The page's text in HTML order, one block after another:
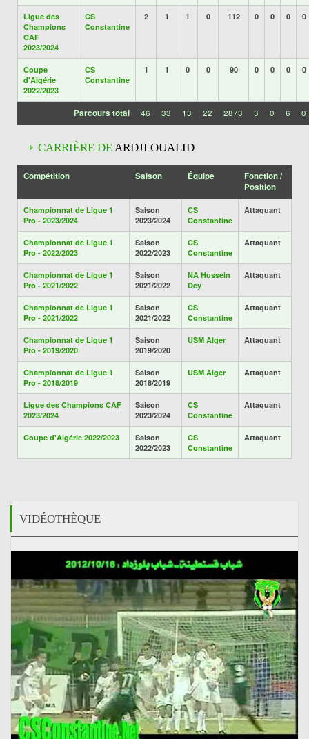
Ligue des
Champions
CAF
2023/2024
CS
Constantine
2 1 1 0 112 0 0 0 0
Coupe
d'Algérie
2022/2023
CS
Constantine
1 1 0 0 90 0 0 0 0
Parcours total 46 33 13 22 2873 3 0 6 0
CARRIÈRE DEARDJI OUALID
Compétition Saison Équipe
Fonction /
Position
Championnat de Ligue 1
Pro - 2023/2024
Saison
2023/2024
CS
Constantine
Attaquant
Championnat de Ligue 1
Pro - 2022/2023
Saison
2022/2023
CS
Constantine
Attaquant
Championnat de Ligue 1
Pro - 2021/2022
Saison
2021/2022
NA Hussein
Dey
Attaquant
Championnat de Ligue 1
Pro - 2021/2022
Saison
2021/2022
CS
Constantine
Attaquant
Championnat de Ligue 1
Pro - 2019/2020
Saison
2019/2020
USM Alger Attaquant
Championnat de Ligue 1
Pro - 2018/2019
Saison
2018/2019
USM Alger Attaquant
Ligue des Champions CAF
2023/2024
Saison
2023/2024
CS
Constantine
Attaquant
Coupe d'Algérie 2022/2023
Saison
2022/2023
CS
Constantine
Attaquant
VIDÉOTHÈQUE